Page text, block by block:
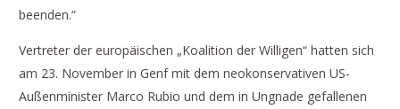
beenden.“
Vertreter der europäischen „Koalition der Willigen“ hatten sich
am 23. November in Genf mit dem neokonservativen US-
Außenminister Marco Rubio und dem in Ungnade gefallenen